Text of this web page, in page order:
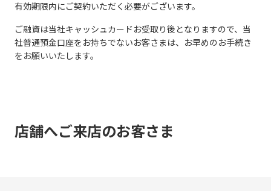
有効期限内にご契約いただく必要がございます。
ご融資は当社キャッシュカードお受取り後となりますので、当
社普通預金口座をお持ちでないお客さまは、お早めのお手続き
をお願いいたします。
店舗へご来店のお客さま